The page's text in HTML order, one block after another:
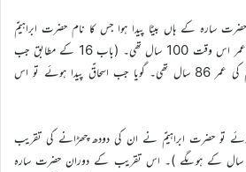
سارہ کے ہاں بیٹا پیدا ہوا جس کا نام حضرت ابراہیمؑ
نے اسحاق رکھا۔ حضرت ابراہیمؑ کی عمر اس وقت 100 سال تھی۔ (باب 16 کے مطابق جب
اسماعیلؑ پیداہوئے تو حضرت ابراہیمؑ کی عمر 86 سال تھی۔ گویا جب اسحاقؑ پیدا ہوئے تو اس
تو حضرت ابراہیمؑ نے ان کی دودھ چھڑانے کی تقریب
سال کے ہوںگے )۔ اس تقریب کے دوران حضرت سارہ